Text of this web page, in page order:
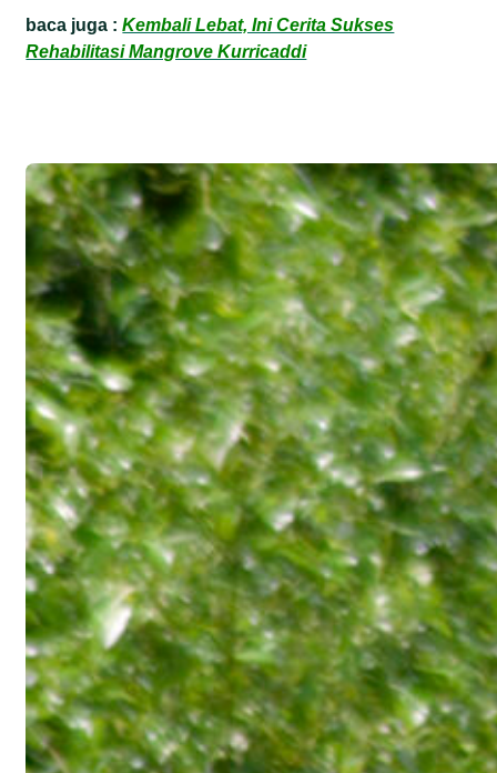
baca juga :Kembali Lebat, Ini Cerita Sukses
Rehabilitasi Mangrove Kurricaddi